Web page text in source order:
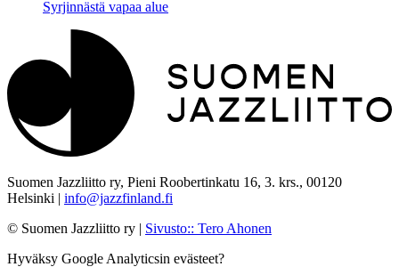
Syrjinnästä vapaa alue
Suomen Jazzliitto ry, Pieni Roobertinkatu 16, 3. krs., 00120
Helsinki | info@jazzfinland.fi
© Suomen Jazzliitto ry | Sivusto:: Tero Ahonen
Hyväksy Google Analyticsin evästeet?